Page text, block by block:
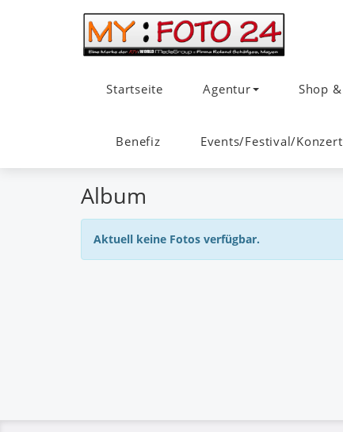
Startseite Agentur Shop
Benefiz Events/Festival/
Album
Aktuell keine Fotos verfügbar.